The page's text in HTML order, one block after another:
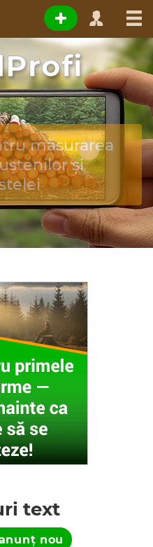
măsurarea
și
text
nou